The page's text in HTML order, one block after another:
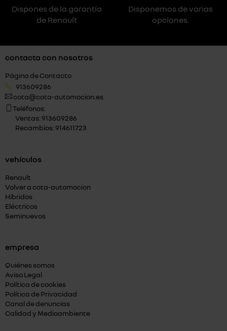
Dispones de la garantía
de Renault
Disponemos de varias
opciones.
contacta con nosotros
Página de Contacto
913609286
cota@cota-automocion.es
Teléfonos:
Ventas: 913609286
Recambios: 914611723
vehículos
Renault
Volver a cota-automocion
Híbridos
Eléctricos
Seminuevos
empresa
Quiénes somos
Aviso Legal
Política de cookies
Política de Privacidad
Canal de denuncias
Calidad y Medioambiente